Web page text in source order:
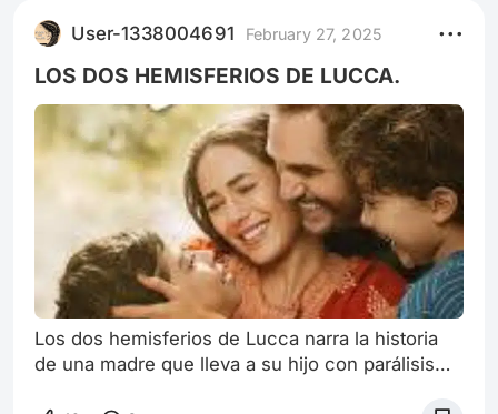
contra los regímenes opresores. El racismo, la
esclavitud o los abusos de las fuerzas del orden
y la autoridad. One Piece es
User-1338004691 February 27, 2025
LOS DOS HEMISFERIOS DE LUCCA.
Los dos hemisferios de Lucca narra la historia
de una madre que lleva a su hijo con parálisis